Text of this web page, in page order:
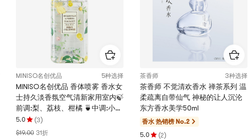
MINISO名创优品 5种选择
MINISO名创优品 香体喷雾 香水女
士持久淡香氛空气清新家用室内🍃
前调:梨、荔枝、柑橘 🍵中调:小苍
兰、牡丹 🌫️ 后调:麝香、琥珀、广
藿香 透明花香 英国梨与小苍兰香
5.0
评
分
(3)
$19.00 31折
茶香师 3种选择
茶香师 不觉清欢香水 禅茶系列 温
柔疏离自带仙气 神秘的让人沉沦
东方香水美学50ml
香水 热销榜 No.2
5.0
(2)